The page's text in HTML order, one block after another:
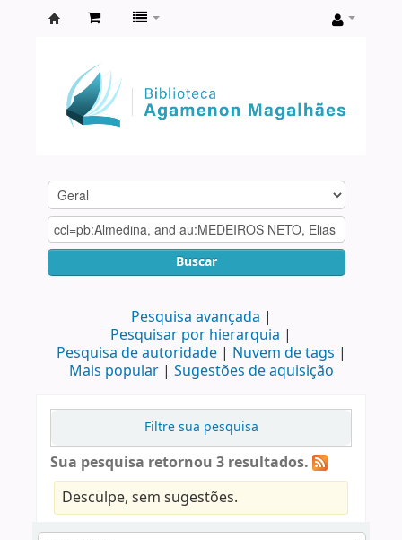
Agamenon
Magalhães
Buscar
Pesquisa avançada
Pesquisar por hierarquia
Pesquisa de autoridade
Nuvem de tags
Mais popular
Sugestões de aquisição
Filtre sua pesquisa
Sua pesquisa retornou 3 resultados.
Desculpe, sem sugestões.